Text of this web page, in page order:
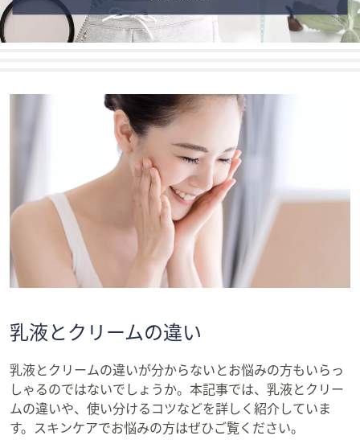
は
ッ
右
に
ワ
イ
し
て
覧
で
き
ま
乳液とクリームの違い
乳液とクリームの違いが分からないとお悩みの方もいらっ
しゃるのではないでしょうか。本記事では、乳液とクリー
ムの違いや、使い分けるコツなどを詳しく紹介していま
す。スキンケアでお悩みの方はぜひご覧ください。